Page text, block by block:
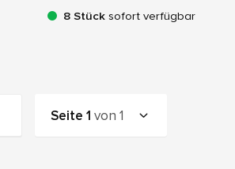
8 Stücksofort verfügbar
Seite1 von1